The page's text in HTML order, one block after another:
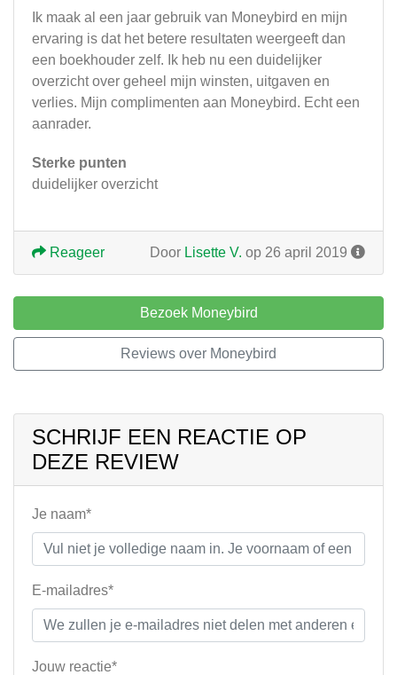
Ik maak al een jaar gebruik van Moneybird en mijn
ervaring is dat het betere resultaten weergeeft dan
een boekhouder zelf. Ik heb nu een duidelijker
overzicht over geheel mijn winsten, uitgaven en
verlies. Mijn complimenten aan Moneybird. Echt een
aanrader.
Sterke punten
duidelijker overzicht
Door Lisette V. op 26 april 2019
Reageer
Bezoek Moneybird
Reviews over Moneybird
SCHRIJF EEN REACTIE OP
DEZE REVIEW
Je naam*
E-mailadres*
Jouw reactie*